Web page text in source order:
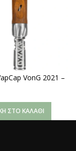
VonG 2021 –
ΣΤΟ ΚΑΛΆΘΙ